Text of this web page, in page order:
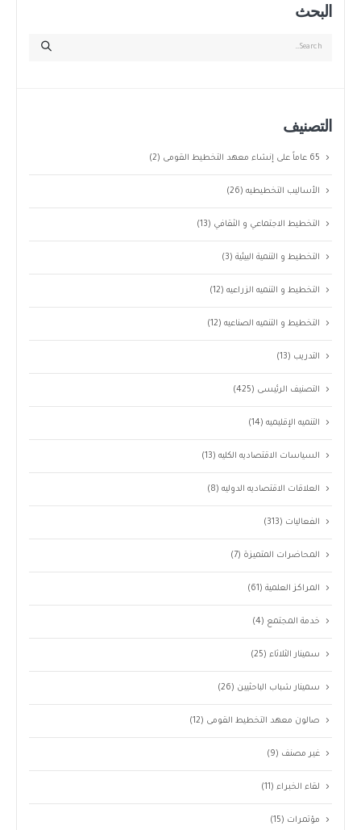
البحث
التصنيف
65 عاماً على إنشاء معهد التخطيط القومى (2)
الأساليب التخطيطيه(26)
التخطيط الاجتماعي و الثقافي (13)
التخطيط و التنمية البيئية(3)
التخطيط و التنميه الزراعيه(12)
التخطيط و التنميه الصناعيه(12)
التدريب (13)
التصنيف الرئيسى (425)
التنميه الإقليميه(14)
السياسات الاقتصاديه الكليه(13)
العلاقات الاقتصاديه الدوليه(8)
الفعاليات (313)
المحاضرات المتميزة (7)
المراكز العلمية(61)
خدمة المجتمع (4)
سمينار الثلاثاء(25)
سمينار شباب الباحثيين (26)
صالون معهد التخطيط القومى (12)
غير مصنف (9)
لقاء الخبراء(11)
مؤتمرات (15)